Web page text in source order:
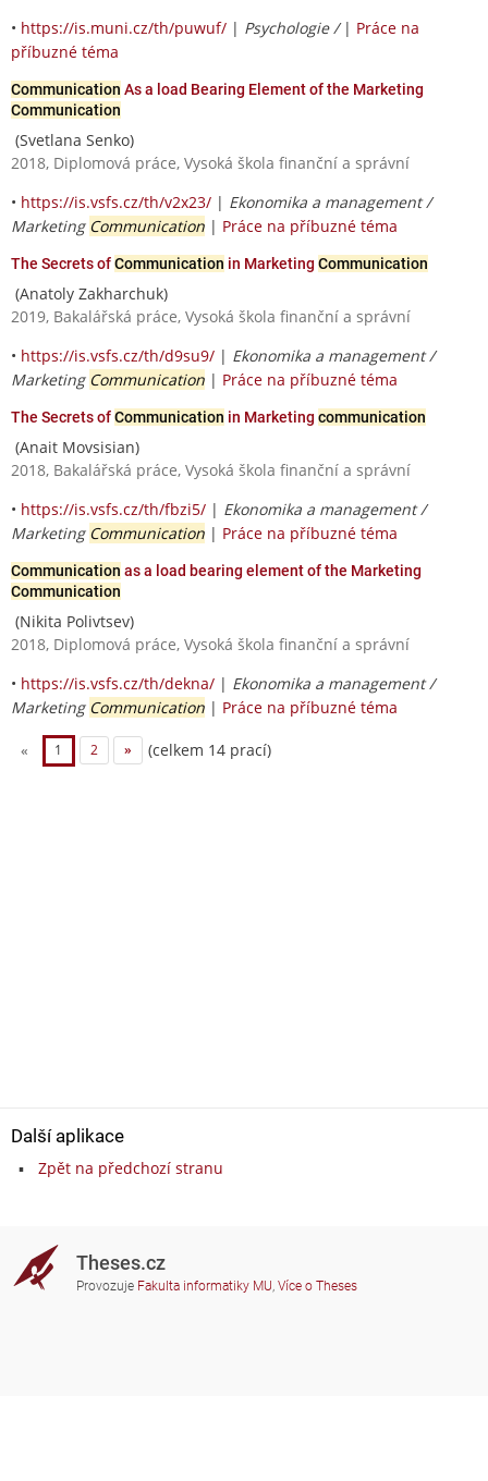
• https://is.muni.cz/th/puwuf/ | Psychologie / | Práce na
příbuzné téma
Communication As a load Bearing Element of the Marketing
Communication
(Svetlana Senko)
2018, Diplomová práce, Vysoká škola finanční a správní
• https://is.vsfs.cz/th/v2x23/ | Ekonomika a management /
Marketing Communication | Práce na příbuzné téma
The Secrets ofCommunication in Marketing Communication
(Anatoly Zakharchuk)
2019, Bakalářská práce, Vysoká škola finanční a správní
• https://is.vsfs.cz/th/d9su9/ | Ekonomika a management /
Marketing Communication | Práce na příbuzné téma
The Secrets ofCommunication in Marketing communication
(Anait Movsisian)
2018, Bakalářská práce, Vysoká škola finanční a správní
• https://is.vsfs.cz/th/fbzi5/ | Ekonomika a management /
Marketing Communication | Práce na příbuzné téma
Communication as a load bearing element of the Marketing
Communication
(Nikita Polivtsev)
2018, Diplomová práce, Vysoká škola finanční a správní
• https://is.vsfs.cz/th/dekna/ | Ekonomika a management /
Marketing Communication | Práce na příbuzné téma
« 1 2 » (celkem 14 prací)
Další aplikace
Zpět na předchozí stranu
Theses.cz
Provozuje Fakulta informatiky MU, Více o Theses